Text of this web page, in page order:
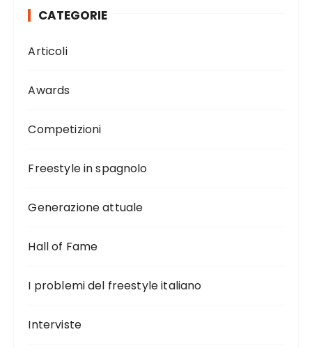
CATEGORIE
Articoli
Awards
Competizioni
Freestyle in spagnolo
Generazione attuale
Hall of Fame
I problemi del freestyle italiano
Interviste